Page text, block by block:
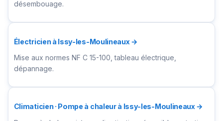
désembouage.
Électricien à Issy-les-Moulineaux →
Mise aux normes NF C 15-100, tableau électrique,
dépannage.
Climaticien · Pompe à chaleur à Issy-les-Moulineaux →